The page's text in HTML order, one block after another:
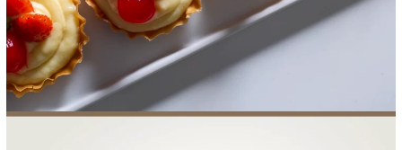
FOOD SERVICE EMPRESA